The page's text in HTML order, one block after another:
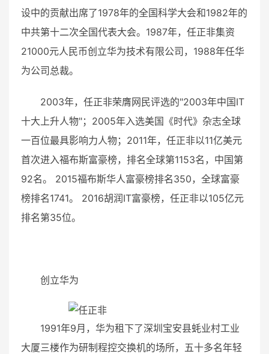
设中的贡献出席了1978年的全国科学大会和1982年的
中共第十二次全国代表大会。1987年，任正非集资
21000元人民币创立华为技术有限公司，1988年任华
为公司总裁。
2003年，任正非荣膺网民评选的"2003年中国IT
十大上升人物"；2005年入选美国《时代》杂志全球
一百位最具影响力人物；2011年，任正非以11亿美元
首次进入福布斯富豪榜，排名全球第1153名，中国第
92名。 2015福布斯华人富豪榜排名350，全球富豪
榜排名1741。 2016胡润IT富豪榜，任正非以105亿元
排名第35位。
创立华为
1991年9月，华为租下了深圳宝安县蚝业村工业
大厦三楼作为研制程控交换机的场所，五十多名年轻